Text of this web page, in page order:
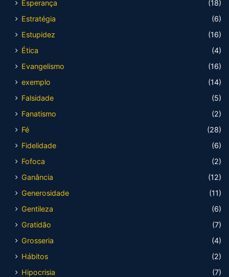
Esperança
(18)
Estratégia
(6)
Estupidez
(16)
Ética
(4)
Evangelismo
(16)
exemplo
(14)
Falsidade
(5)
Fanatismo
(2)
Fé
(28)
Fidelidade
(6)
Fofoca
(2)
Ganância
(12)
Generosidade
(11)
Gentileza
(6)
Gratidão
(7)
Grosseria
(4)
Hábitos
(2)
Hipocrisia
(7)